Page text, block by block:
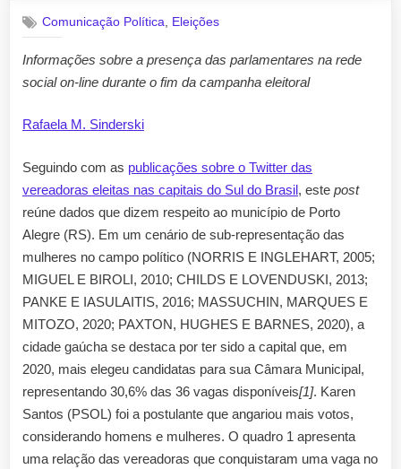
Comunicação Política Eleições
Informações sobre a presença das parlamentares na rede
social on-line durante o fim da campanha eleitoral
Rafaela M. Sinderski
Seguindo com as publicações sobre o Twitter das
vereadoras eleitas nas capitais do Sul do Brasil, este post
reúne dados que dizem respeito ao município de Porto
Alegre (RS). Em um cenário de sub-representação das
mulheres no campo político (NORRIS E INGLEHART, 2005;
MIGUEL E BIROLI, 2010; CHILDS E LOVENDUSKI, 2013;
PANKE E IASULAITIS, 2016; MASSUCHIN, MARQUES E
MITOZO, 2020; PAXTON, HUGHES E BARNES, 2020), a
cidade gaúcha se destaca por ter sido a capital que, em
2020, mais elegeu candidatas para sua Câmara Municipal,
representando 30,6% das 36 vagas disponíveis[1]. Karen
Santos (PSOL) foi a postulante que angariou mais votos,
considerando homens e mulheres. O quadro 1 apresenta
uma relação das vereadoras que conquistaram uma vaga no